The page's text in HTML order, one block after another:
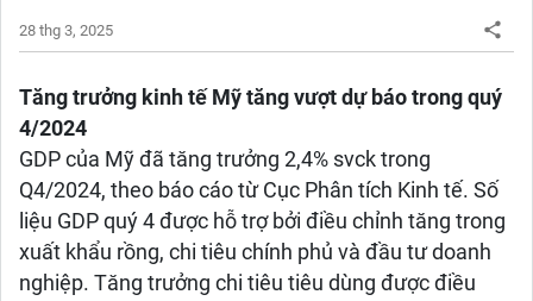
28 thg 3, 2025
Tăng trưởng kinh tế Mỹ tăng vượt dự báo trong quý
4/2024
GDP của Mỹ đã tăng trưởng 2,4% svck trong
Q4/2024, theo báo cáo từ Cục Phân tích Kinh tế. Số
liệu GDP quý 4 được hỗ trợ bởi điều chỉnh tăng trong
xuất khẩu rồng, chi tiêu chính phủ và đầu tư doanh
nghiệp. Tăng trưởng chi tiêu tiêu dùng được điều